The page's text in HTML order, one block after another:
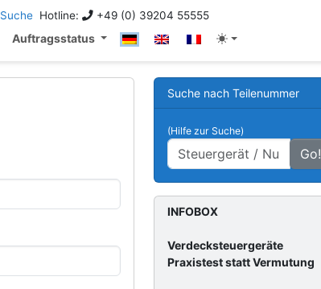
Suche Hotline: +49 (0) 39204 55555
Auftragsstatus
Suche nach Teilenummer
(Hilfe zur Suche)
Go!
INFOBOX
Verdecksteuergeräte
Praxistest statt Vermutung